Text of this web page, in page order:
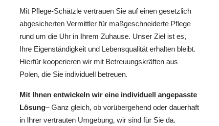
Mit Pflege-Schätzle vertrauen Sie auf einen gesetzlich
abgesicherten Vermittler für maßgeschneiderte Pflege
rund um die Uhr in Ihrem Zuhause. Unser Ziel ist es,
Ihre Eigenständigkeit und Lebensqualität erhalten bleibt.
Hierfür kooperieren wir mit Betreuungskräften aus
Polen, die Sie individuell betreuen.
Mit Ihnen entwickeln wir eine individuell angepasste
Lösung– Ganz gleich, ob vorübergehend oder dauerhaft
in Ihrer vertrauten Umgebung, wir sind für Sie da.